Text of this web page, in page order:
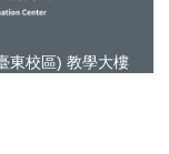
東校區) 教學大樓